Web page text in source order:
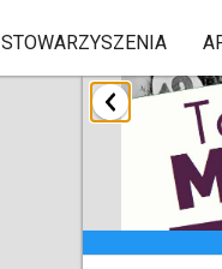
STOWARZYSZENIA
styczeń 2022
22 sty
KKS